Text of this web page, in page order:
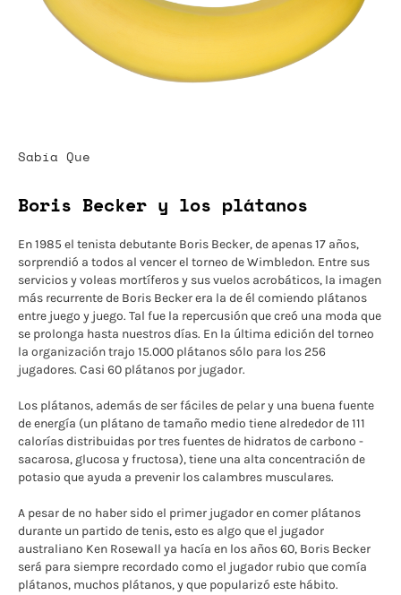
Sabía Que
Boris Becker y los plátanos
En 1985 el tenista debutante Boris Becker, de apenas 17 años,
sorprendió a todos al vencer el torneo de Wimbledon. Entre sus
servicios y voleas mortíferos y sus vuelos acrobáticos, la imagen
más recurrente de Boris Becker era la de él comiendo plátanos
entre juego y juego. Tal fue la repercusión que creó una moda que
se prolonga hasta nuestros días. En la última edición del torneo
la organización trajo 15.000 plátanos sólo para los 256
jugadores. Casi 60 plátanos por jugador.
Los plátanos, además de ser fáciles de pelar y una buena fuente
de energía (un plátano de tamaño medio tiene alrededor de 111
calorías distribuidas por tres fuentes de hidratos de carbono -
sacarosa, glucosa y fructosa), tiene una alta concentración de
potasio que ayuda a prevenir los calambres musculares.
A pesar de no haber sido el primer jugador en comer plátanos
durante un partido de tenis, esto es algo que el jugador
australiano Ken Rosewall ya hacía en los años 60, Boris Becker
será para siempre recordado como el jugador rubio que comía
plátanos, muchos plátanos, y que popularizó este hábito.